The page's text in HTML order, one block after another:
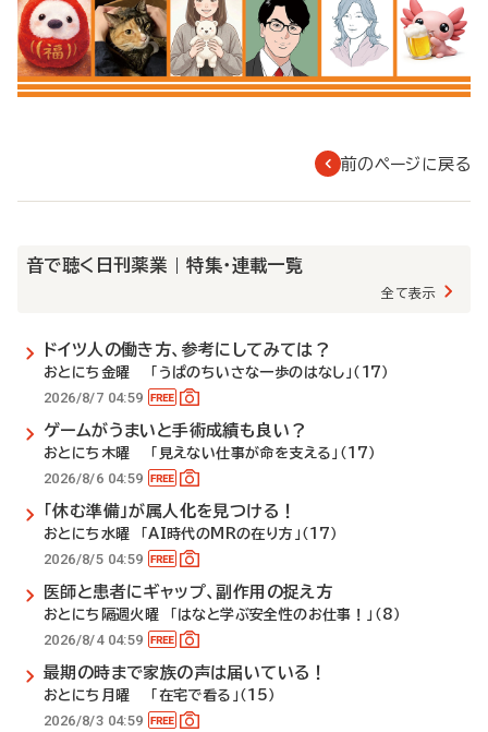
前のページに戻る
音で聴く日刊薬業 | 特集・連載一覧
全て表示
ドイツ人の働き方、参考にしてみては？
おとにち金曜 「うぱのちいさな一歩のはなし」（17）
2026/8/7 04:59
ゲームがうまいと手術成績も良い？
おとにち木曜 「見えない仕事が命を支える」（17）
2026/8/6 04:59
「休む準備」が属人化を見つける！
おとにち水曜 「AI時代のMRの在り方」（17）
2026/8/5 04:59
医師と患者にギャップ、副作用の捉え方
おとにち隔週火曜 「はなと学ぶ安全性のお仕事！」（8）
2026/8/4 04:59
最期の時まで家族の声は届いている！
おとにち月曜 「在宅で看る」（15）
2026/8/3 04:59